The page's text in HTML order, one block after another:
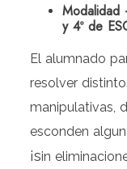
y 4º de
El alumnado
resolver
manipulativas,
esconden
¡sin